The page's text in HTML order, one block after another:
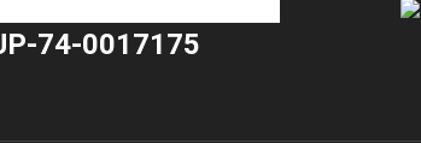
74-0017175